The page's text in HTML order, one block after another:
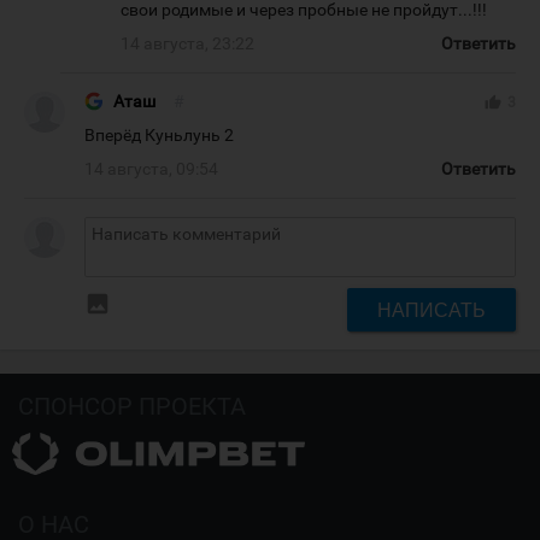
свои родимые и через пробные не пройдут...!!!
Ответить
Аташ
Вперёд Куньлунь 2
Ответить
НАПИСАТЬ